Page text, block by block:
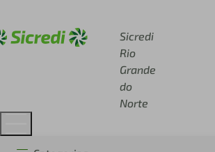
Sicredi
Rio
Grande
do
Norte